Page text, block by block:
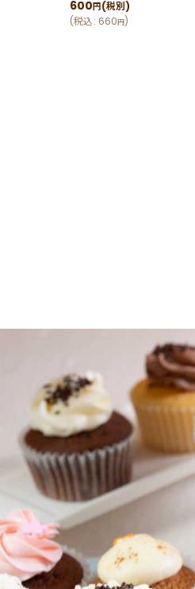
600円(税別)
(税込: 660円)
【法人向け】🏙 カス
【法人向け】ロゴ
【法人向け】メッセー
【個人向け】パーティ
【法人向け】🎁 パーテ
🎂 誕生日・記念日・推
6・7・8月の様々なシー